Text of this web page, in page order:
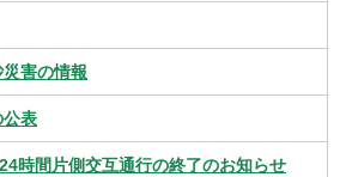
害の情報
公表
時間片側交互通行の終了のお知らせ